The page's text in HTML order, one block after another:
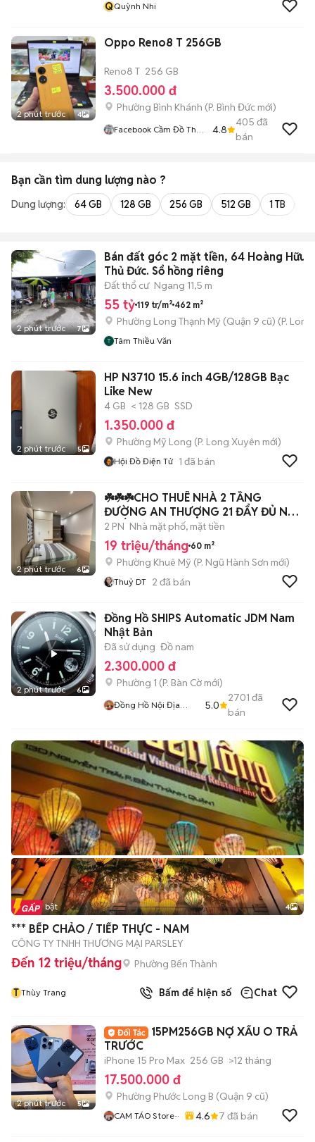
QQuỳnh Nhi
2 phút trước 4
Oppo Reno8 T 256GB
Reno8 T 256 GB
3.500.000 đ
Phường Bình Khánh (P. Bình Đức mới)
Facebook Cầm Đồ Thúy
4.8
405 đã
bán
Bạn cần tìm dung lượng nào ?
Dung lượng: 64 GB 128 GB 256 GB 512 GB 1 TB
2 phút trước 7
Bán đất góc 2 mặt tiền, 64 Hoàng Hữu
Thủ Đức. Sổ hồng riêng
Đất thổ cư Ngang 11,5 m
55 tỷ 119 tr/m² 462 m²
Phường Long Thạnh Mỹ (Quận 9 cũ) (P.
Tâm Thiều Văn
2 phút trước 5
HP N3710 15.6 inch 4GB/128GB Bạc
Like New
4 GB < 128 GB SSD
1.350.000 đ
Phường Mỹ Long (P. Long Xuyên mới)
Hội Đồ Điện Tử 1 đã bán
2 phút trước 6
☘️☘️☘️CHO THUÊ NHÀ 2 TẦNG
ĐƯỜNG AN THƯỢNG 21 ĐẨY ĐỦ NỘI
THẤT
2 PN Nhà mặt phố, mặt tiền
19 triệu/tháng 60 m²
Phường Khuê Mỹ (P. Ngũ Hành Sơn mới)
Thuỷ DT 2 đã bán
2 phút trước 6
Đồng Hồ SHIPS Automatic JDM Nam
Nhật Bản
Đã sử dụng Đồ nam
2.300.000 đ
Phường 1 (P. Bàn Cờmới)
Đồng Hồ Nội Địa
5.0
2701 đã
bán
Tin nổi bật 4
*** BẾP CHẢO / TIẾP THỰC - NAM
CÔNG TY TNHH THƯƠNG MẠI PARSLEY
Đến 12 triệu/tháng Phường Bến Thành
T Thùy Trang Bấm để hiện số Chat
2 phút trước 5
15PM256GB NỢ XẤU O TRẢ
TRƯỚC
iPhone 15 Pro Max 256 GB >12 tháng
17.500.000 đ
Phường Phước Long B (Quận 9 cũ)
CAM TÁO Store··· 4.6 7 đã bán